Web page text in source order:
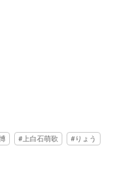
上白石萌歌
りょう